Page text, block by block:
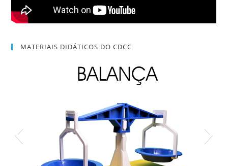
MATERIAIS DIDÁTICOS DO CDCC